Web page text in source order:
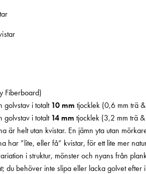
Fiberboard)
golvstav i totalt 10 mm tjocklek (0,6 mm trä
golvstav i totalt 14 mm tjocklek (3,2 mm trä
är helt utan kvistar. En jämn yta utan
har ”lite, eller få” kvistar, för ett lite mer
i struktur, mönster och nyans från
du behöver inte slipa eller lacka golvet efter